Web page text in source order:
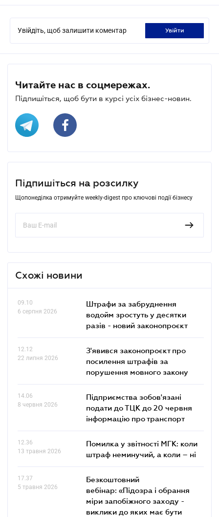
Увійдіть, щоб залишити коментар увійти
Читайте нас в соцмережах.
Підпишіться, щоб бути в курсі усіх бізнес-новин.
Підпишіться на розсилку
Щопонеділка отримуйте weekly-digest про ключові події бізнесу
Схожі новини
09.10
6 серпня 2026
Штрафи за забруднення
водойм зростуть у десятки
разів - новий законопроєкт
12.12
22 липня 2026
З'явився законопроєкт про
посилення штрафів за
порушення мовного закону
14.06
8 червня 2026
Підприємства зобов'язані
подати до ТЦК до 20 червня
інформацію про транспорт
12.36
13 травня 2026
Помилка у звітності МГК: коли
штраф неминучий, а коли – ні
17.37
5 травня 2026
Безкоштовний
вебінар: «Підозра і обрання
міри запобіжного заходу -
виклики до яких має бути